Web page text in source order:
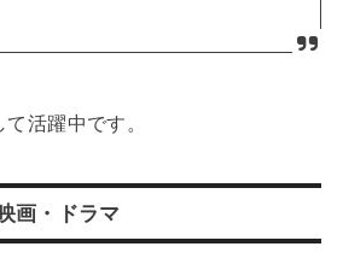
活躍中です。
画・ドラマ